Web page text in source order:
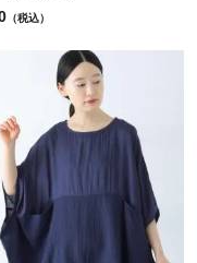
（税込）